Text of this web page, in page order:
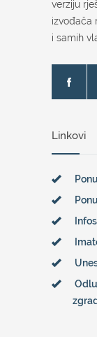
verziju
izvođača
i samih
Linkovi